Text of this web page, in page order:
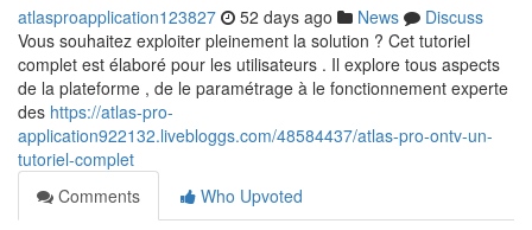
atlasproapplication123827 52 days ago News
Discuss
Vous souhaitez exploiter pleinement la solution ? Cet tutoriel
complet est élaboré pour les utilisateurs . Il explore tous aspects
de la plateforme , de le paramétrage à le fonctionnement experte
des https://atlas-pro-
application922132.livebloggs.com/48584437/atlas-pro-ontv-un-
tutoriel-complet
Comments
Who Upvoted